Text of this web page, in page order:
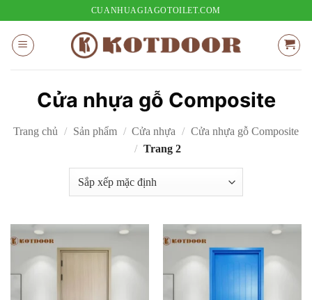
nội
dung
CUANHUAGIAGOTOILET.COM
Cửa nhựa gỗ Composite
Trang chủ / Sản phẩm / Cửa nhựa / Cửa nhựa gỗ Composite
/ Trang 2